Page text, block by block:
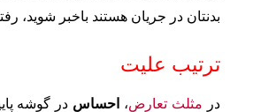
بدنتان در جریان هستند باخبر شوید،
ترتیب علیت
در مثلث تعارض، احساس در گوشه